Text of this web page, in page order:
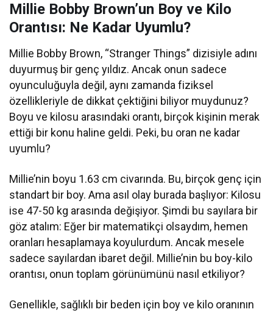
Millie Bobby Brown’un Boy ve Kilo
Orantısı: Ne Kadar Uyumlu?
Millie Bobby Brown, “Stranger Things” dizisiyle adını
duyurmuş bir genç yıldız. Ancak onun sadece
oyunculuğuyla değil, aynı zamanda fiziksel
özellikleriyle de dikkat çektiğini biliyor muydunuz?
Boyu ve kilosu arasındaki orantı, birçok kişinin merak
ettiği bir konu haline geldi. Peki, bu oran ne kadar
uyumlu?
Millie’nin boyu 1.63 cm civarında. Bu, birçok genç için
standart bir boy. Ama asıl olay burada başlıyor: Kilosu
ise 47-50 kg arasında değişiyor. Şimdi bu sayılara bir
göz atalım: Eğer bir matematikçi olsaydım, hemen
oranları hesaplamaya koyulurdum. Ancak mesele
sadece sayılardan ibaret değil. Millie’nin bu boy-kilo
orantısı, onun toplam görünümünü nasıl etkiliyor?
Genellikle, sağlıklı bir beden için boy ve kilo oranının